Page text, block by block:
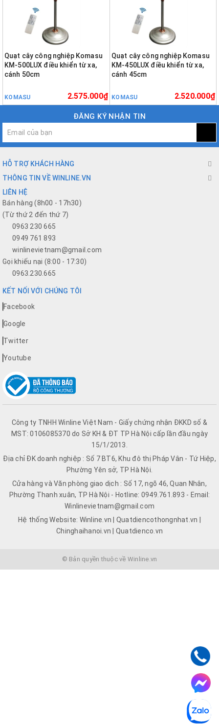
Quạt cây công nghiệp Komasu
KM-500LUX điều khiển từ xa,
cánh 50cm
KOMASU 2.575.000₫
Quạt cây công nghiệp Komasu
KM-450LUX điều khiển từ xa,
cánh 45cm
KOMASU 2.520.000₫
ĐĂNG KÝ NHẬN TIN
HỖ TRỢ KHÁCH HÀNG
THÔNG TIN VỀ WINLINE.VN
LIÊN HỆ
Bán hàng (8h00 - 17h30)
(Từ thứ 2 đến thứ 7)
0963 230 665
0949 761 893
winlinevietnam@gmail.com
Gọi khiếu nại (8:00 - 17:30)
0963.230.665
KẾT NỐI VỚI CHÚNG TÔI
Facebook
Google
Twitter
Youtube
Công ty TNHH Winline Việt Nam - Giấy chứng nhận ĐKKD số &
MST: 0106085370 do Sở KH & ĐT TP Hà Nội cấp lần đầu ngày
15/1/2013.
Địa chỉ ĐK doanh nghiệp : Số 7 BT6, Khu đô thị Pháp Vân - Tứ Hiệp,
Phường Yên sở, TP Hà Nội.
Cửa hàng và Văn phòng giao dịch : Số 17, ngõ 46, Quan Nhân,
Phường Thanh xuân, TP Hà Nội - Hotline: 0949.761.893 - Email:
Winlinevietnam@gmail.com
Hệ thống Website: Winline.vn | Quatdiencothongnhat.vn |
Chinghaihanoi.vn | Quatdienco.vn
© Bản quyền thuộc về Winline.vn